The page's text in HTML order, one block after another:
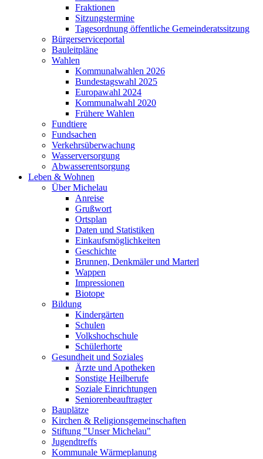
Fraktionen
Sitzungstermine
Tagesordnung öffentliche Gemeinderatssitzung
Bürgerserviceportal
Bauleitpläne
Wahlen
Kommunalwahlen 2026
Bundestagswahl 2025
Europawahl 2024
Kommunalwahl 2020
Frühere Wahlen
Fundtiere
Fundsachen
Verkehrsüberwachung
Wasserversorgung
Abwasserentsorgung
Leben & Wohnen
Über Michelau
Anreise
Grußwort
Ortsplan
Daten und Statistiken
Einkaufsmöglichkeiten
Geschichte
Brunnen, Denkmäler und Marterl
Wappen
Impressionen
Biotope
Bildung
Kindergärten
Schulen
Volkshochschule
Schülerhorte
Gesundheit und Soziales
Ärzte und Apotheken
Sonstige Heilberufe
Soziale Einrichtungen
Seniorenbeauftragter
Bauplätze
Kirchen & Religionsgemeinschaften
Stiftung "Unser Michelau"
Jugendtreffs
Kommunale Wärmeplanung